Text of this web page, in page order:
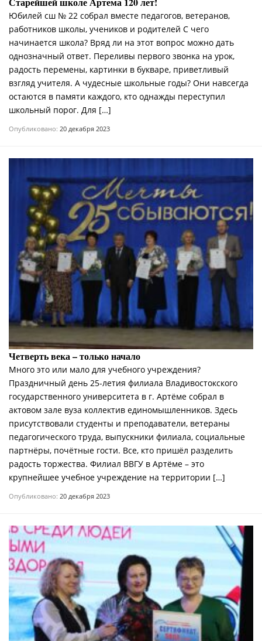
Юбилей сш № 22 собрал вместе педагогов, ветеранов,
работников школы, учеников и родителей С чего
начинается школа? Вряд ли на этот вопрос можно дать
однозначный ответ. Переливы первого звонка на урок,
радость перемены, картинки в букваре, приветливый
взгляд учителя. А чудесные школьные годы? Они навсегда
остаются в памяти каждого, кто однажды переступил
школьный порог. Для […]
Опубликовано: 20 декабря 2023
Четверть века – только начало
Много это или мало для учебного учреждения?
Праздничный день 25-летия филиала Владивостокского
государственного университета в г. Артёме собрал в
актовом зале вуза коллектив единомышленников. Здесь
присутствовали студенты и преподаватели, ветераны
педагогического труда, выпускники филиала, социальные
партнёры, почётные гости. Все, кто пришёл разделить
радость торжества. Филиал ВВГУ в Артёме – это
крупнейшее учебное учреждение на территории […]
Опубликовано: 20 декабря 2023